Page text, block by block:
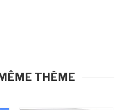
THÈME